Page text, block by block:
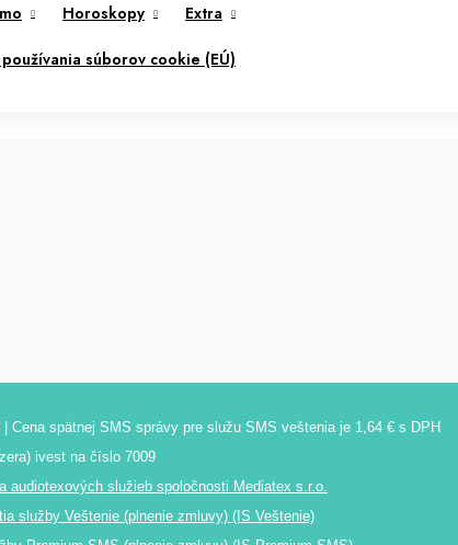
Horoskopy Extra
súborov cookie (EÚ)
spätnej SMS správy pre služu SMS veštenia je 1,64 € s DPH
ivest na číslo 7009
audiotexových služieb spoločnosti Mediatex s.r.o.
služby Veštenie (plnenie zmluvy) (IS Veštenie)